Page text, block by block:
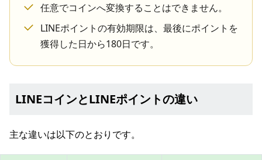
任意でコインへ変換することはできません。
LINEポイントの有効期限は、最後にポイントを
獲得した日から180日です。
LINEコインとLINEポイントの違い
主な違いは以下のとおりです。